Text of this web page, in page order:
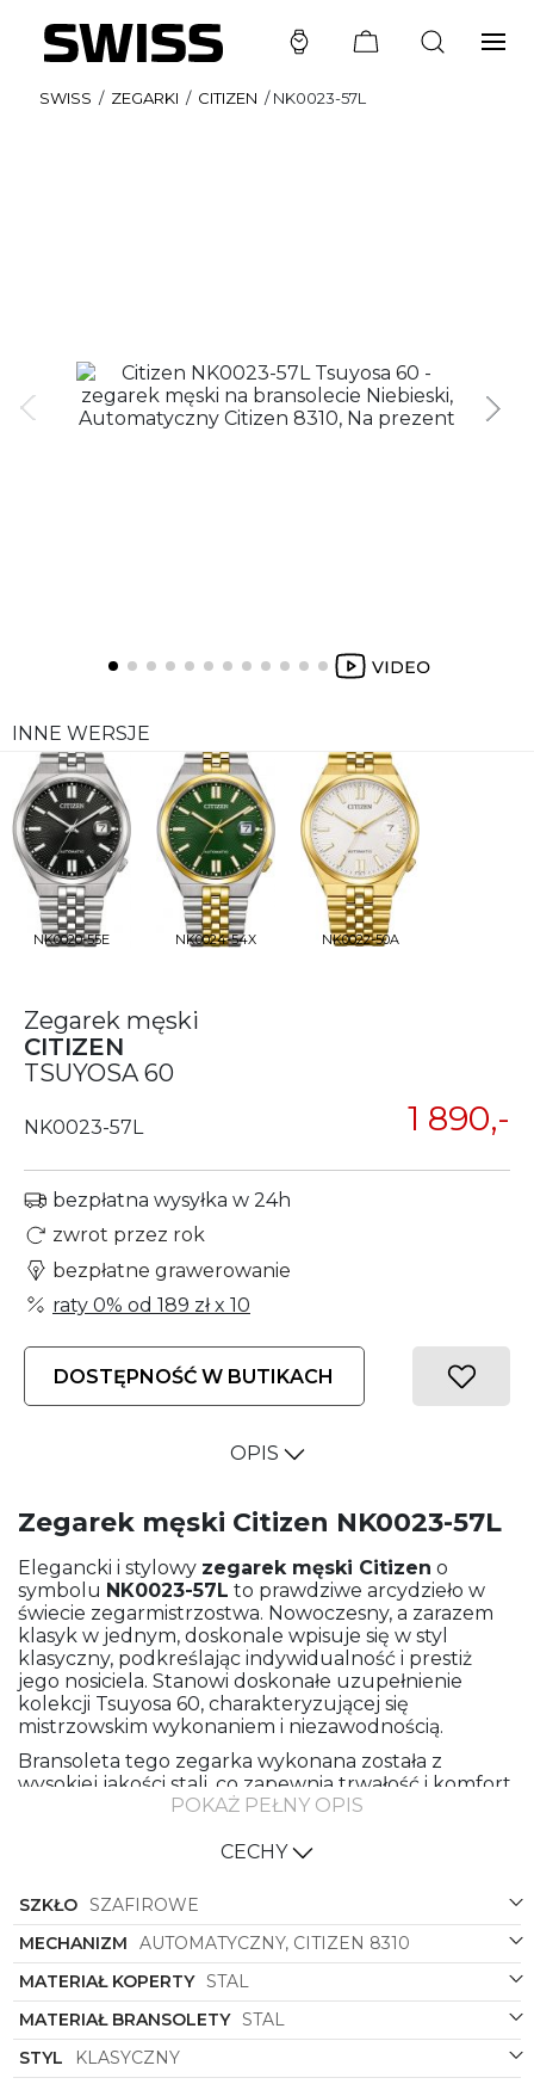
SWISS / ZEGARKI / CITIZEN /NK0023-57L
INNE WERSJE
NK0020-55E NK0024-54X NK0022-50A
Zegarek męski
CITIZEN
TSUYOSA 60
NK0023-57L 1 890,-
bezpłatna wysyłka w 24h
zwrot przez rok
bezpłatne grawerowanie
raty 0% od 189 złx 10
DOSTĘPNOŚĆ W BUTIKACH
OPIS
Zegarek męski Citizen NK0023-57L
Elegancki i stylowy zegarek męski Citizen o
symbolu NK0023-57L to prawdziwe arcydzieło w
świecie zegarmistrzostwa. Nowoczesny, a zarazem
klasyk w jednym, doskonale wpisuje się w styl
klasyczny, podkreślając indywidualność i prestiż
jego nosiciela. Stanowi doskonałe uzupełnienie
kolekcji Tsuyosa 60, charakteryzującej się
mistrzowskim wykonaniem i niezawodnością.
Bransoleta tego zegarka wykonana została z
wysokiej jakości stali, co zapewnia trwałość i komfort
noszenia. Koperta również została wykonana z tego
elegancji. Całość ozdobiona została pięknym,
mu subtelnego blasku i luksusowego wykończenia.
Jego okrągła forma koperty sprawia, że zegarek
doskonale przylega do nadgarstka, ukazując jego
wyrafinowany design. Niezwykle uniwersalny
wizualnie, dzięki klasycznemu granatowemu
kolorowi tarczy, z łatwością dopasuje się do
eleganckich wieczorowych stylizacji, jak i
codziennych outfitów.
POKAŻ PEŁNY OPIS
CECHY
SZKŁO SZAFIROWE
MECHANIZM
AUTOMATYCZNY, CITIZEN 8310
MATERIAŁ KOPERTY STAL
MATERIAŁ BRANSOLETY STAL
STYL
KLASYCZNY